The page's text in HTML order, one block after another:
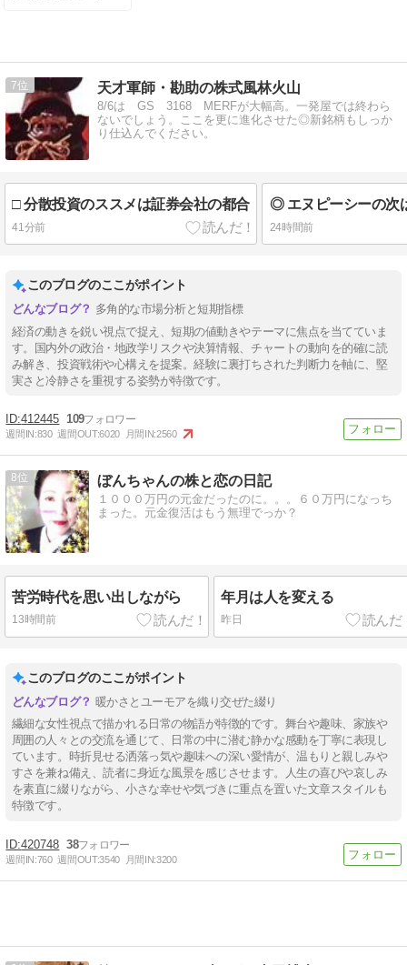
7 天才軍師・勘助の株式風林火山
8/6は GS 3168 MERFが大幅高。一発屋では終わら
ないでしょう。ここを更に進化させた◎新銘柄もしっか
り仕込んでください。
□ 分散投資のススメは証券会社の都合
41分前 24時間前
このブログのここがポイント
多角的な市場分析と短期指標
経済の動きを鋭い視点で捉え、短期の値動きやテーマに焦点を当てていま
す。国内外の政治・地政学リスクや決算情報、チャートの動向を的確に読
み解き、投資戦術や心構えを提案。経験に裏打ちされた判断力を軸に、堅
実さと冷静さを重視する姿勢が特徴です。
412445 109
週間IN:830 週間OUT:6020 月間IN:2560
8 ぼんちゃんの株と恋の日記
１０００万円の元金だったのに。。。６０万円になっち
まった。元金復活はもう無理でっか？
苦労時代を思い出しながら
13時間前
年月は人を変える
昨日
このブログのここがポイント
暖かさとユーモアを織り交ぜた綴り
繊細な女性視点で描かれる日常の物語が特徴的です。舞台や趣味、家族や
周囲の人々との交流を通じて、日常の中に潜む静かな感動を丁寧に表現し
ています。時折見せる洒落っ気や趣味への深い愛情が、温もりと親しみや
すさを兼ね備え、読者に身近な風景を感じさせます。人生の喜びや哀しみ
を素直に綴りながら、小さな幸せや気づきに重点を置いた文章スタイルも
特徴です。
420748 38
週間IN:760 週間OUT:3540 月間IN:3200